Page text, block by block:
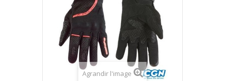
Agrandir l'image